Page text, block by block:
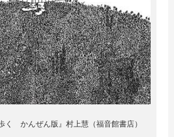
く かんぜん版』村上慧（福音館書店）